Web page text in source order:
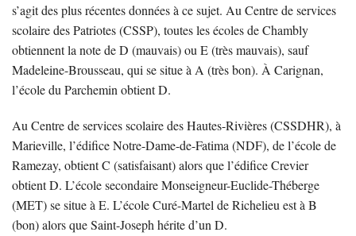
s’agit des plus récentes données à ce sujet. Au Centre de services
scolaire des Patriotes (CSSP), toutes les écoles de Chambly
obtiennent la note de D (mauvais) ou E (très mauvais), sauf
Madeleine-Brousseau, qui se situe à A (très bon). À Carignan,
l’école du Parchemin obtient D.
Au Centre de services scolaire des Hautes-Rivières (CSSDHR), à
Marieville, l’édifice Notre-Dame-de-Fatima (NDF), de l’école de
Ramezay, obtient C (satisfaisant) alors que l’édifice Crevier
obtient D. L’école secondaire Monseigneur-Euclide-Théberge
(MET) se situe à E. L’école Curé-Martel de Richelieu est à B
(bon) alors que Saint-Joseph hérite d’un D.